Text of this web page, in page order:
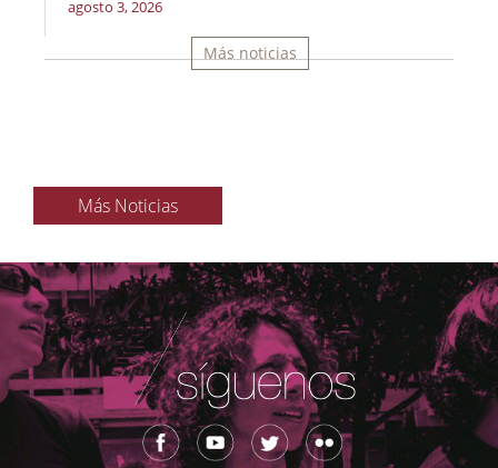
agosto 3, 2026
Más noticias
Más Noticias